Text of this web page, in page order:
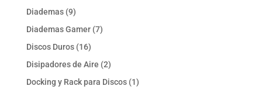
Diademas 99
productos
Diademas Gamer 77
Discos Duros 1616
productos
Disipadores de Aire 22
productos
Docking y Rack para Discos 11